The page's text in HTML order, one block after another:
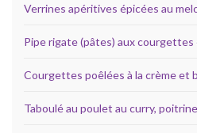
Verrines apéritives épicées au
Pipe rigate (pâtes) aux courgettes
Courgettes poêlées à la crème et
Taboulé au poulet au curry,